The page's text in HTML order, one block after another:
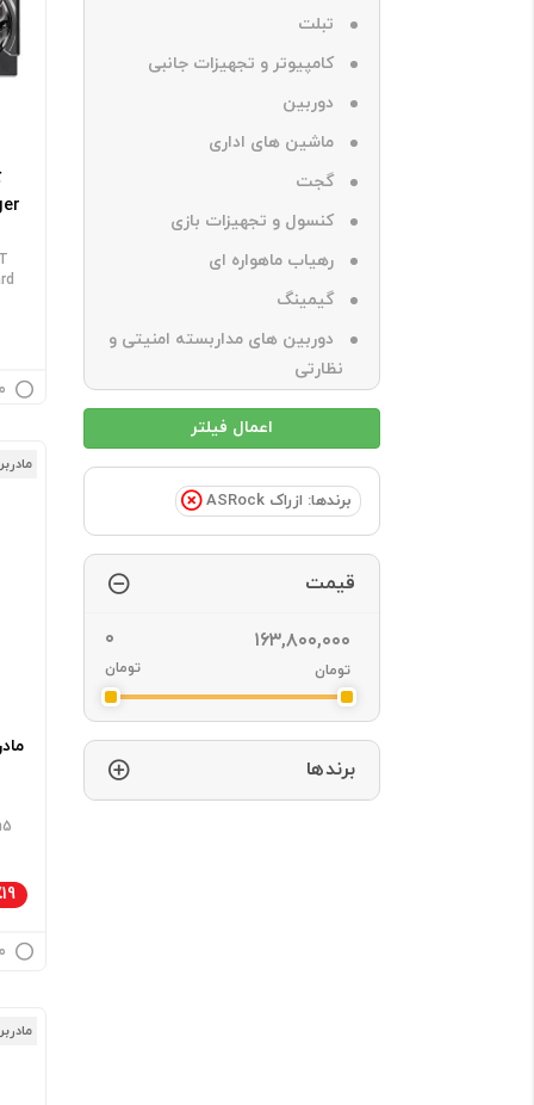
تبلت
کامپیوتر و تجهیزات جانبی
دوربین
ماشین های اداری
گجت
کنسول و تجهیزات بازی
رهیاب ماهواره ای
گیمینگ
دوربین های مداربسته امنیتی و
نظارتی
برندها: ازراک ASRock
قیمت
تومان تومان
برندها